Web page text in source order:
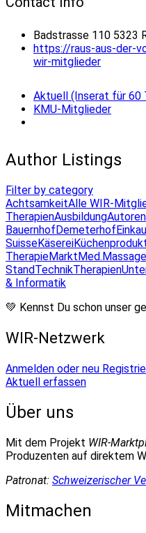
Badstrasse 110 5323
https://raus-aus-der-
wir-mitglieder
Aktuell (Inserat für 60
KMU-Mitglieder
Author Listings
Filter by category
AchtsamkeitAlle WIR-
TherapienAusbildungAutoren
BauernhofDemeterhof
SuisseKäserei
TherapieMarkt
StandTechnikTherapien
& Informatik
💚 Kennst Du schon unser
WIR-Netzwerk
Anmelden oder neu
Aktuell erfassen
Über uns
Mit dem Projekt WIR-
Produzenten auf direktem
Patronat: Schweizerischer
Mitmachen